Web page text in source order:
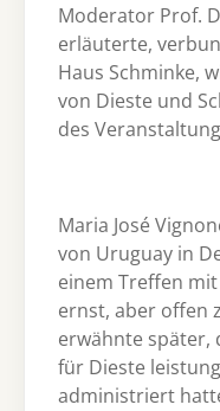
Moderator Prof.
erläuterte,
Haus Schminke,
von Dieste und
des
Maria José
von Uruguay in
einem Treffen
ernst, aber offen
erwähnte später,
für Dieste
administriert